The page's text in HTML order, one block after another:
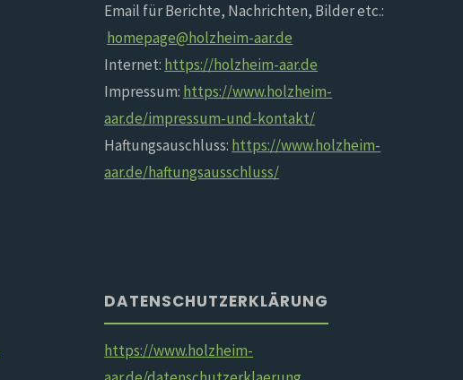
Email für Berichte, Nachrichten, Bilder etc.:
homepage@holzheim-aar.de
Internet: https://holzheim-aar.de
Impressum: https://www.holzheim-
aar.de/impressum-und-kontakt/
Haftungsauschluss: https://www.holzheim-
aar.de/haftungsausschluss/
DATENSCHUTZERKLÄRUNG
https://www.holzheim-